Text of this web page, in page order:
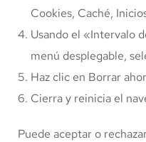
Cookies, Caché,
Usando el «Intervalo
menú desplegable,
Haz clic en Borrar
Cierra y reinicia el
Puede aceptar o